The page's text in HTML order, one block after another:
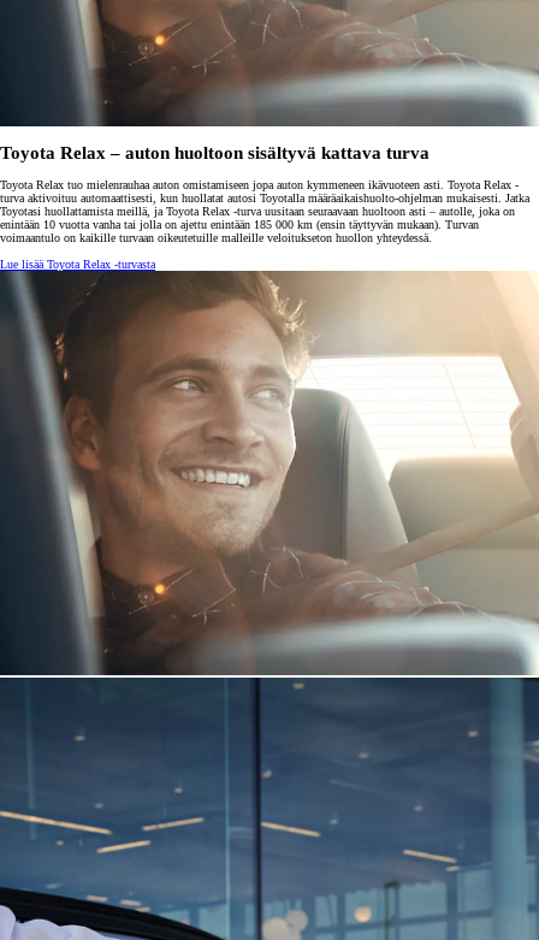
Toyota Relax – auton huoltoon sisältyvä kattava turva
Toyota Relax tuo mielenrauhaa auton omistamiseen jopa auton kymmeneen ikävuoteen asti. Toyota Relax -
turva aktivoituu automaattisesti, kun huollatat autosi Toyotalla määräaikaishuolto-ohjelman mukaisesti. Jatka
Toyotasi huollattamista meillä, ja Toyota Relax -turva uusitaan seuraavaan huoltoon asti – autolle, joka on
enintään 10 vuotta vanha tai jolla on ajettu enintään 185 000 km (ensin täyttyvän mukaan). Turvan
voimaantulo on kaikille turvaan oikeutetuille malleille veloitukseton huollon yhteydessä.
Lue lisää Toyota Relax -turvasta